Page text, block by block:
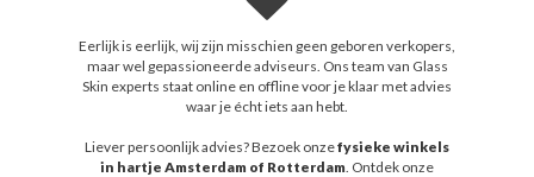
Eerlijk is eerlijk, wij zijn misschien geen geboren verkopers,
maar wel gepassioneerde adviseurs. Ons team van Glass
Skin experts staat online en offline voor je klaar met advies
waar je écht iets aan hebt.
Liever persoonlijk advies? Bezoek onzefysieke winkels
in hartje Amsterdam of Rotterdam. Ontdek onze